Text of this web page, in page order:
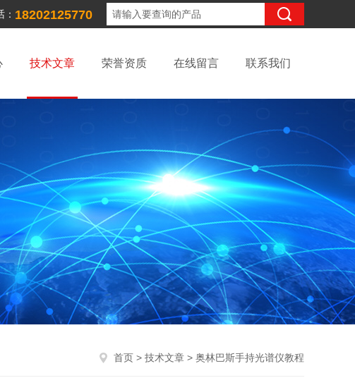
18202125770
技术文章 荣誉资质 在线留言 联系我们
首页 > 技术文章 > 奥林巴斯手持光谱仪教程